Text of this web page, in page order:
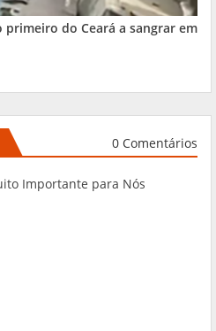
primeiro do Ceará a sangrar em
0 Comentários
Importante para Nós